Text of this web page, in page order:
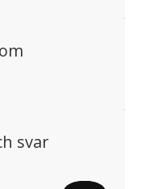
svar